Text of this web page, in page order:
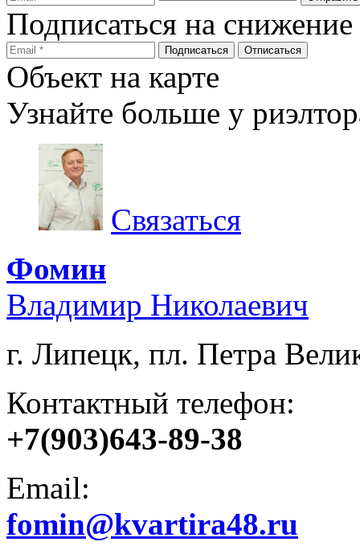
Подписаться на
Объект на карте
Узнайте больше у
Связаться
Фомин
Владимир Николаевич
г. Липецк, пл. Петра
Контактный телефон:
+7(903)643-89-38
Email:
fomin@kvartira48.ru